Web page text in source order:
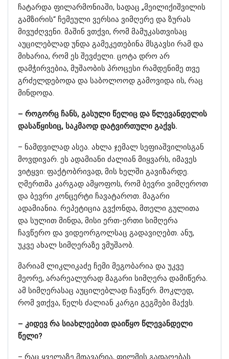
ჩატარდა ფილარმონიაში, სადაც „მეილიქიშვილის
გამზირის“ ჩემეული ვერსია ვიმღერე და ზურას
მივუძღვენი. მაშინ ვთქვი, რომ მამუკასთვისაც
აუცილებლად უნდა გამეკეთებინა მსგავსი რამ და
მიხარია, რომ ეს შევძელი. ცოტა დრო არ
დამჭირვებია, მუშაობის პროცესი რამდენიმე თვე
გრძელდებოდა და საბოლოოდ გამოვიდა ის, რაც
მინდოდა.
– როგორც ჩანს, გასული წელიც და წლევანდელის
დასაწყისიც, საკმაოდ დატვირთული გაქვს.
– ნამდვილად ასეა. ახლა ჯემალ სეფიაშვილისგან
მოვდივარ. ეს ადამიანი ძალიან მიყვარს, იმავეს
ვიტყვი: ფაქტობრივად, მის ხელში გავიზარდე.
ღმერთმა კარგად ამყოფოს, რომ ბევრი ვიმღეროთ
და ბევრი კონცერტი ჩავატაროთ. მაგარი
ადამიანია. რეპეტიცია გვქონდა, მთელი გულითა
და სულით მინდა, მისი ერთ-ერთი სიმღერა
ჩავწერო და ვიდეორგოლსაც გადავიღებთ. ანუ,
უკვე ახალ სიმღერაზე ვმუშაობ.
მარიამ ლიკლიკაძე ჩემი მეგობარია და უკვე
მეორე, არარეალურად მაგარი სიმღერა დამიწერა.
ამ სიმღერასაც აუცილებლად ჩავწერ. მოკლედ,
რომ ვთქვა, წელს ძალიან კარგი გეგმები მაქვს.
– კიდევ რა სიახლეებით დაიწყო წლევანდელი
წელი?
– რაც ყველაზე მთავარია, ფილმის გადაღებას